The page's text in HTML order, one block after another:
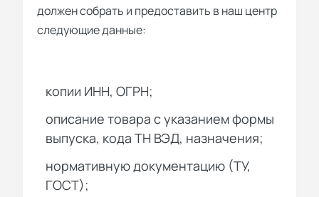
должен собрать и предоставить в наш центр
следующие данные:
копии ИНН, ОГРН;
описание товара с указанием формы
выпуска, кода ТН ВЭД, назначения;
нормативную документацию (ТУ,
ГОСТ);